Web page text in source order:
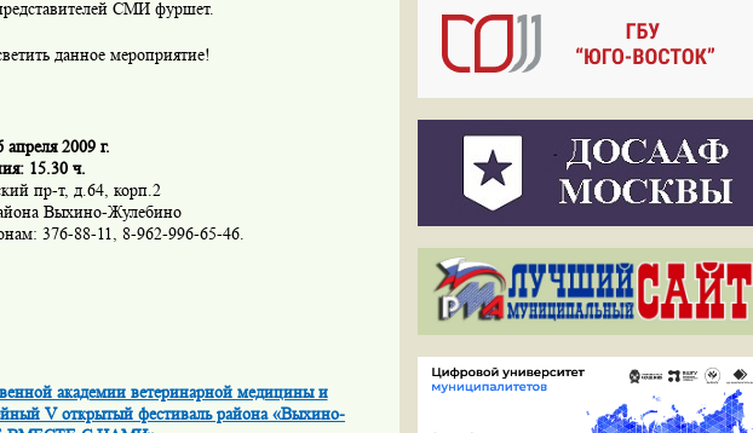
СМИ фуршет.
данное мероприятие!
2009 г.
15.30 ч.
пр-т, д.64, корп.2
Выхино-Жулебино
376-88-11, 8-962-996-65-46.
академии ветеринарной медицины и
V открытый фестиваль района «Выхино-